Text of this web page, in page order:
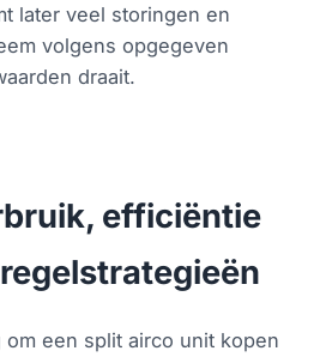
later veel storingen en
volgens opgegeven
draait.
efficiëntie
een split airco unit kopen